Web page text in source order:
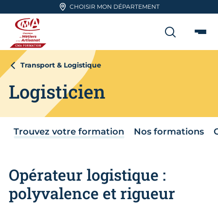
Aller en haut de pageCHOISIR MON DÉPARTEMENT
CMA FORMATION
Transport & Logistique
Logisticien
Trouvez votre formation Nos formations
Opérateur logistique :
polyvalence et rigueur